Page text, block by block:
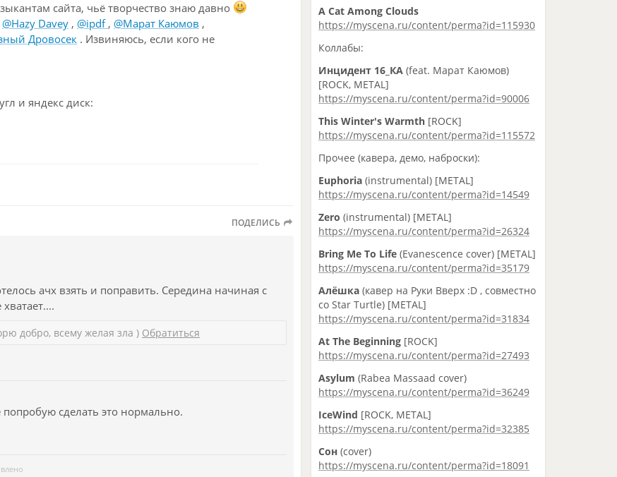
сайта, чьё творчество знаю давно
@Hazy Davey , @ipdf , @Марат Каюмов ,
Дровосек . Извиняюсь, если кого не
и яндекс диск:
ПОДЕЛИСЬ
ачх взять и поправить. Середина начиная с
добро, всему желая зла ) Обратиться
сделать это нормально.
A Cat Among Clouds
https://myscena.ru/content/perma?id=115930
Коллабы:
Инцидент 16_КА (feat. Марат Каюмов)
[ROCK, METAL]
https://myscena.ru/content/perma?id=90006
This Winter's Warmth [ROCK]
https://myscena.ru/content/perma?id=115572
Прочее (кавера, демо, наброски):
Euphoria (instrumental) [METAL]
https://myscena.ru/content/perma?id=14549
Zero (instrumental) [METAL]
https://myscena.ru/content/perma?id=26324
Bring Me To Life (Evanescence cover) [METAL]
https://myscena.ru/content/perma?id=35179
Алёшка (кавер на Руки Вверх :D , совместно
со Star Turtle) [METAL]
https://myscena.ru/content/perma?id=31834
At The Beginning [ROCK]
https://myscena.ru/content/perma?id=27493
Asylum (Rabea Massaad cover)
https://myscena.ru/content/perma?id=36249
IceWind [ROCK, METAL]
https://myscena.ru/content/perma?id=32385
Сон (cover)
https://myscena.ru/content/perma?id=18091